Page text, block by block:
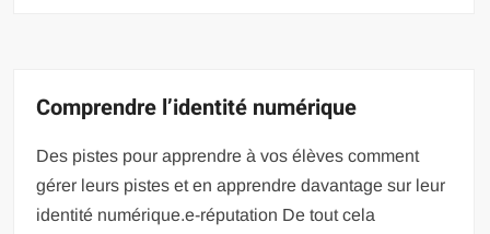
Comprendre l’identité numérique
Des pistes pour apprendre à vos élèves comment
gérer leurs pistes et en apprendre davantage sur leur
identité numérique.e-réputation De tout cela